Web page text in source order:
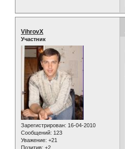
VihrovX
Участник
Зарегистрирован: 16-04-2010
Сообщений: 123
Уважение: +21
Позитив: +2